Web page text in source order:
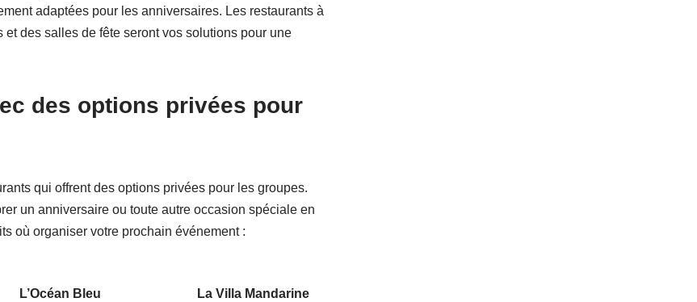
adaptées pour les anniversaires. Les restaurants à
des salles de fête seront vos solutions pour une
des options privées pour
qui offrent des options privées pour les groupes.
un anniversaire ou toute autre occasion spéciale en
où organiser votre prochain événement :
L’Océan Bleu La Villa Mandarine